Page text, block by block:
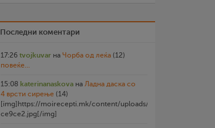
Последни коментари
17:26 tvojkuvar на Чорба од леќа (12)
повеќе...
15:08 katerinanaskova на Ладна даска со
4 врсти сирење (14)
[img]https://moirecepti.mk/content/uploads/2026/07/
ce9ce2.jpg[/img]